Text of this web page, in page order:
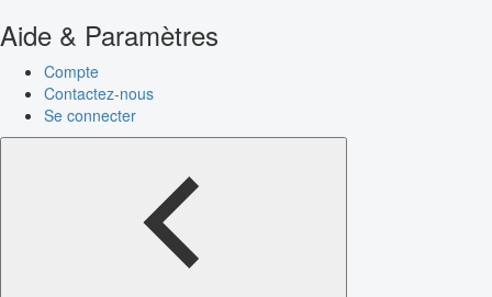
Aide & Paramètres
Compte
Contactez-nous
Se connecter